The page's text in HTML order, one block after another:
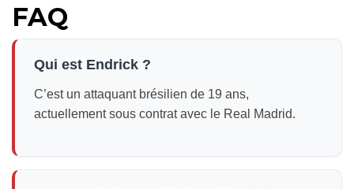
FAQ
Qui est Endrick ?
C’est un attaquant brésilien de 19 ans,
actuellement sous contrat avec le Real Madrid.